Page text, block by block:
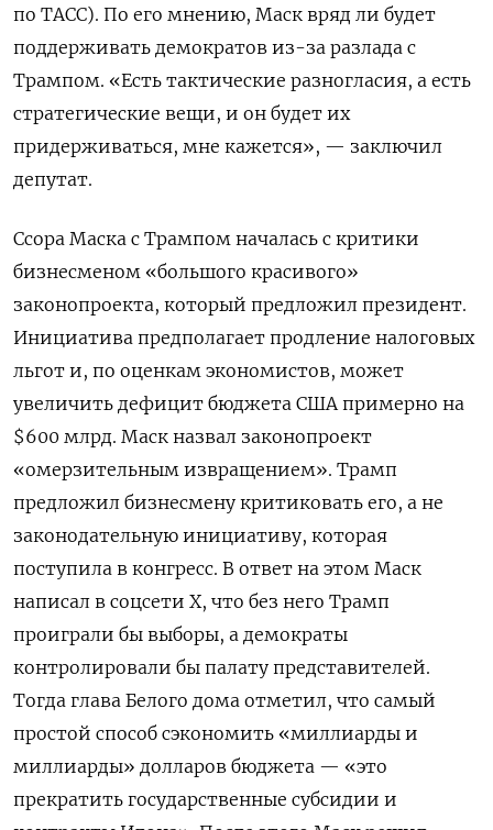
по ТАСС). По его мнению, Маск вряд ли будет
поддерживать демократов из-за разлада с
Трампом. «Есть тактические разногласия, а есть
стратегические вещи, и он будет их
придерживаться, мне кажется», — заключил
депутат.
Ссора Маска с Трампом началась с критики
бизнесменом «большого красивого»
законопроекта, который предложил президент.
Инициатива предполагает продление налоговых
льгот и, по оценкам экономистов, может
увеличить дефицит бюджета США примерно на
$600 млрд. Маск назвал законопроект
«омерзительным извращением». Трамп
предложил бизнесмену критиковать его, а не
законодательную инициативу, которая
поступила в конгресс. В ответ на этом Маск
написал в соцсети Х, что без него Трамп
проиграли бы выборы, а демократы
контролировали бы палату представителей.
Тогда глава Белого дома отметил, что самый
простой способ сэкономить «миллиарды и
миллиарды» долларов бюджета — «это
прекратить государственные субсидии и